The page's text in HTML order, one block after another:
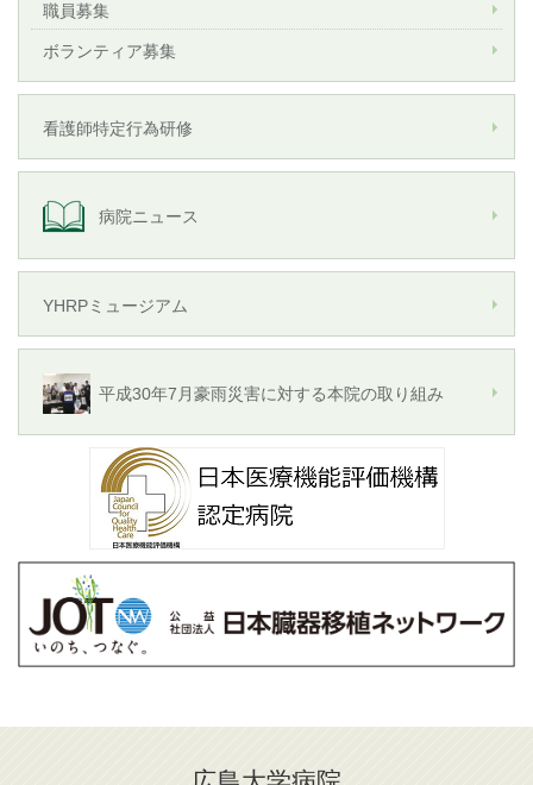
職員募集
ボランティア募集
看護師特定行為研修
病院ニュース
YHRPミュージアム
平成30年7月豪雨災害に対する本院の取り組み